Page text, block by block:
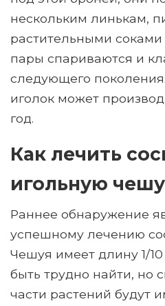
нескольким линькам,
растительными
пары спариваются и
следующего
иголок может
год.
Как лечить
игольную
Раннее обнаружение
успешному лечению
Чешуя имеет длину 1/
быть трудно найти, но
части растений будут